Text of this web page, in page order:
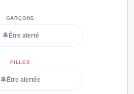
🔔 Être alerté
🔔 Être alertée